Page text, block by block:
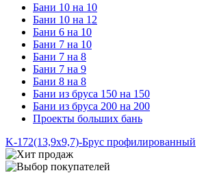
Бани 10 на 10
Бани 10 на 12
Бани 6 на 10
Бани 7 на 10
Бани 7 на 8
Бани 7 на 9
Бани 8 на 8
Бани из бруса 150 на 150
Бани из бруса 200 на 200
Проекты больших бань
K-172(13,9х9,7)-Брус профилированный